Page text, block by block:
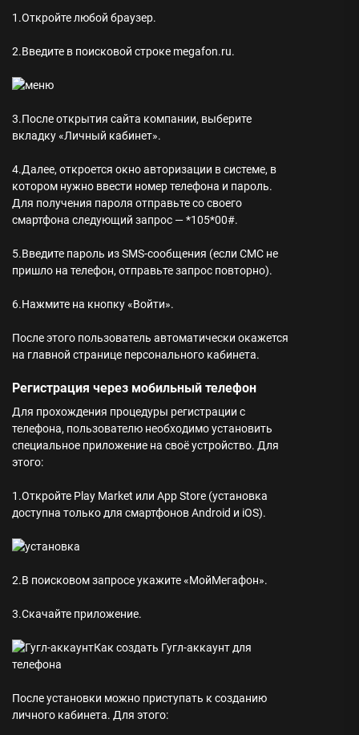
1.Откройте любой браузер.
2.Введите в поисковой строке megafon.ru.
3.После открытия сайта компании, выберите
вкладку «Личный кабинет».
4.Далее, откроется окно авторизации в системе, в
котором нужно ввести номер телефона и пароль.
Для получения пароля отправьте со своего
смартфона следующий запрос — *105*00#.
5.Введите пароль из SMS-сообщения (если СМС не
пришло на телефон, отправьте запрос повторно).
6.Нажмите на кнопку «Войти».
После этого пользователь автоматически окажется
на главной странице персонального кабинета.
Регистрация через мобильный телефон
Для прохождения процедуры регистрации с
телефона, пользователю необходимо установить
специальное приложение на своё устройство. Для
этого:
1.Откройте Play Market или App Store (установка
доступна только для смартфонов Android и iOS).
2.В поисковом запросе укажите «МойМегафон».
3.Скачайте приложение.
Как создать Гугл-аккаунт для
телефона
После установки можно приступать к созданию
личного кабинета. Для этого: